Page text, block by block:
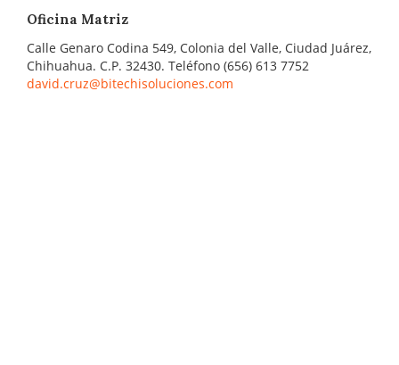
Oficina Matriz
Calle Genaro Codina 549, Colonia del Valle, Ciudad Juárez,
Chihuahua. C.P. 32430. Teléfono (656) 613 7752
david.cruz@bitechisoluciones.com